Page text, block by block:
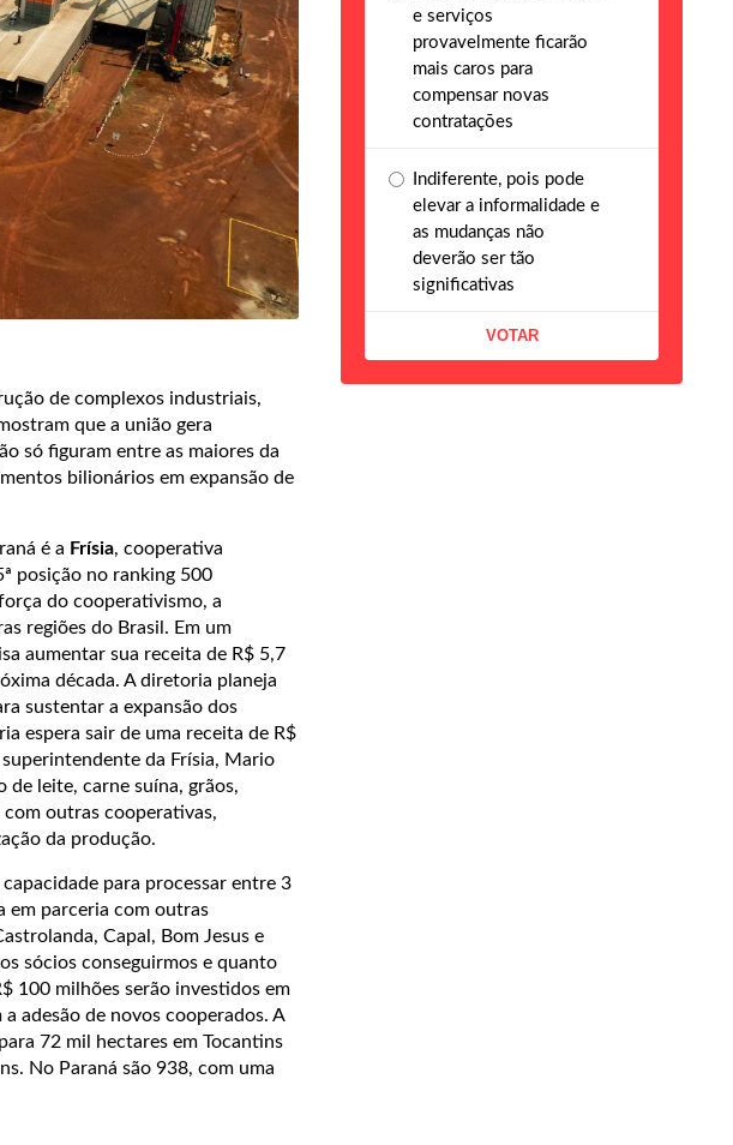
de complexos industriais,
que a união gera
só figuram entre as maiores da
bilionários em expansão de
é a Frísia, cooperativa
posição no ranking 500
do cooperativismo, a
regiões do Brasil. Em um
aumentar sua receita de R$ 5,7
década. A diretoria planeja
sustentar a expansão dos
espera sair de uma receita de R$
da Frísia, Mario
de leite, carne suína, grãos,
com outras cooperativas,
da produção.
para processar entre 3
em parceria com outras
Capal, Bom Jesus e
sócios conseguirmos e quanto
100 milhões serão investidos em
adesão de novos cooperados. A
72 mil hectares em Tocantins
No Paraná são 938, com uma
e serviços
provavelmente ficarão
mais caros para
compensar novas
contratações
Indiferente, pois pode
elevar a informalidade e
as mudanças não
deverão ser tão
significativas